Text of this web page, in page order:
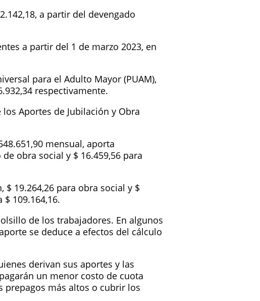
a partir del devengado
a partir del 1 de marzo 2023, en
para el Adulto Mayor (PUAM),
respectivamente.
Aportes de Jubilación y Obra
mensual, aporta
obra social y $ 16.459,56 para
19.264,26 para obra social y $
109.164,16.
de los trabajadores. En algunos
se deduce a efectos del cálculo
derivan sus aportes y las
un menor costo de cuota
más altos o cubrir los